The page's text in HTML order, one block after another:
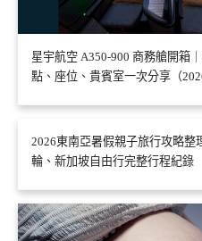
星宇航空 A350-900 商務艙開箱
點、座位、貴賓室一次分享（
2026東南亞暑假親子旅行攻略整
輪、新加坡自由行完整行程紀錄